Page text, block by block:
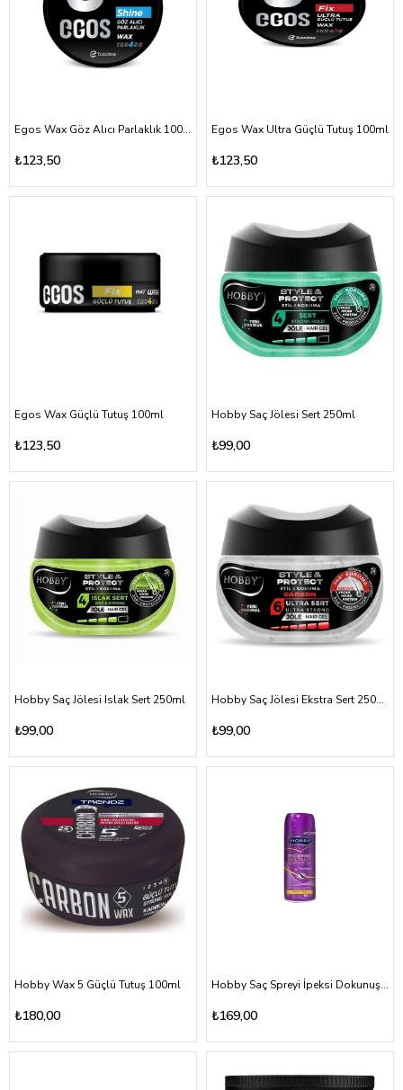
Egos Wax Göz Alıcı Parlaklık 100ml
₺123,50
Egos Wax Ultra Güçlü Tutuş 100ml
₺123,50
Egos Wax Güçlü Tutuş 100ml
₺123,50
Hobby Saç Jölesi Sert 250ml
₺99,00
Hobby Saç Jölesi Islak Sert 250ml
₺99,00
Hobby Saç Jölesi Ekstra Sert 250ml
₺99,00
Hobby Wax 5 Güçlü Tutuş 100ml
₺180,00
Hobby Saç Spreyi İpeksi Dokunuş 250ml
₺169,00